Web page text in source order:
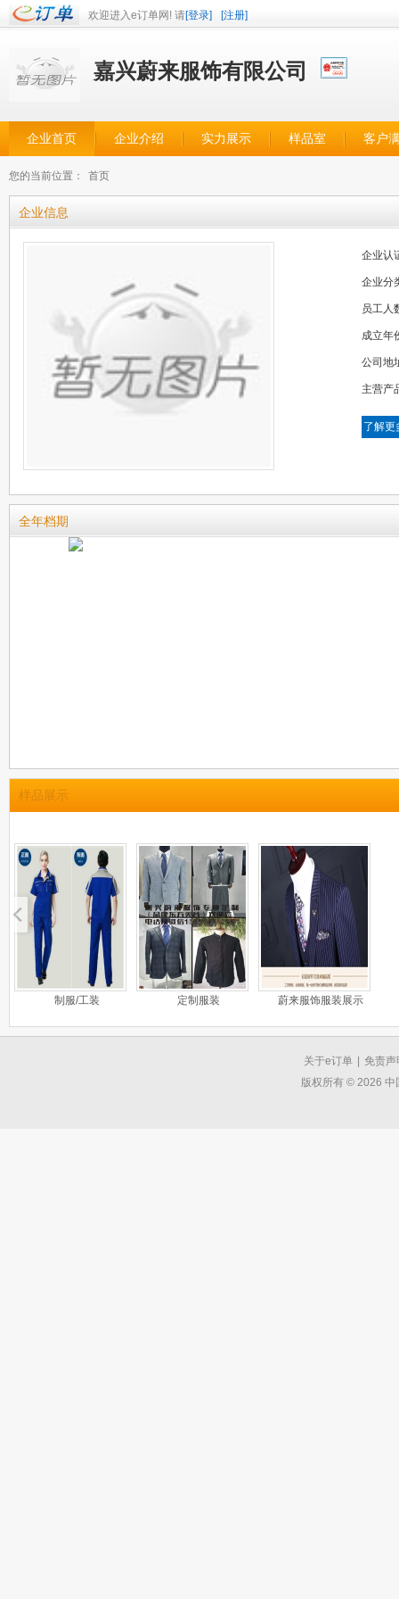
欢迎进入e订单网! 请[登录] [注册]
嘉兴蔚来服饰有限公司
企业首页 企业介绍 实力展示 样品室 客户
您的当前位置： 首页
企业信息
企业认
企业分
员工人
成立年
公司地
主营产
了解更
全年档期
样品展示
制服/工装 定制服装 蔚来服饰服装展示
关于e订单
免责声
版权所有 © 2026